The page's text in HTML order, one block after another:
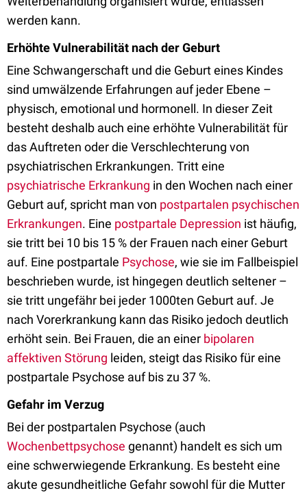
werden kann.
Erhöhte Vulnerabilität nach der Geburt
Eine Schwangerschaft und die Geburt eines Kindes
sind umwälzende Erfahrungen auf jeder Ebene –
physisch, emotional und hormonell. In dieser Zeit
besteht deshalb auch eine erhöhte Vulnerabilität für
das Auftreten oder die Verschlechterung von
psychiatrischen Erkrankungen. Tritt eine
psychiatrische Erkrankung in den Wochen nach einer
Geburt auf, spricht man von postpartalen psychischen
Erkrankungen. Eine postpartale Depression ist häufig,
sie tritt bei 10 bis 15 % der Frauen nach einer Geburt
auf. Eine postpartale Psychose, wie sie im Fallbeispiel
beschrieben wurde, ist hingegen deutlich seltener –
sie tritt ungefähr bei jeder 1000ten Geburt auf. Je
nach Vorerkrankung kann das Risiko jedoch deutlich
erhöht sein. Bei Frauen, die an einer bipolaren
affektiven Störung leiden, steigt das Risiko für eine
postpartale Psychose auf bis zu 37 %.
Gefahr im Verzug
Bei der postpartalen Psychose (auch
Wochenbettpsychose genannt) handelt es sich um
eine schwerwiegende Erkrankung. Es besteht eine
akute gesundheitliche Gefahr sowohl für die Mutter